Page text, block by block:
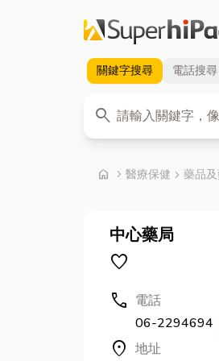
關鍵字搜尋 電話搜尋
search
關鍵字
home chevron_right 首頁
醫療保健 chevron_right 藥品
中心藥局
favorite
call 電話
06-2294694
location_on 地址